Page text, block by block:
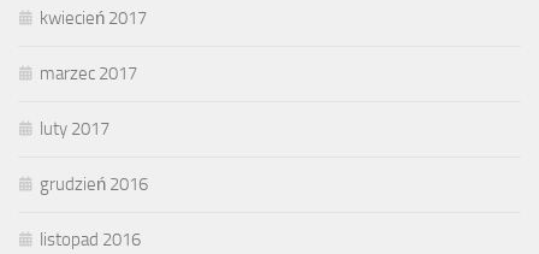
kwiecień 2017
marzec 2017
luty 2017
grudzień 2016
listopad 2016